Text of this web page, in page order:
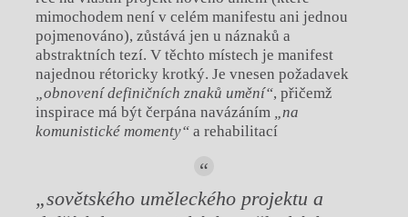
mimochodem není v celém manifestu ani jednou
pojmenováno), zůstává jen u náznaků a
abstraktních tezí. V těchto místech je manifest
najednou rétoricky krotký. Je vnesen požadavek
„obnovení definičních znaků umění“, přičemž
inspirace má být čerpána navázáním
„na
komunistické momenty“a rehabilitací
„sovětského uměleckého projektu a